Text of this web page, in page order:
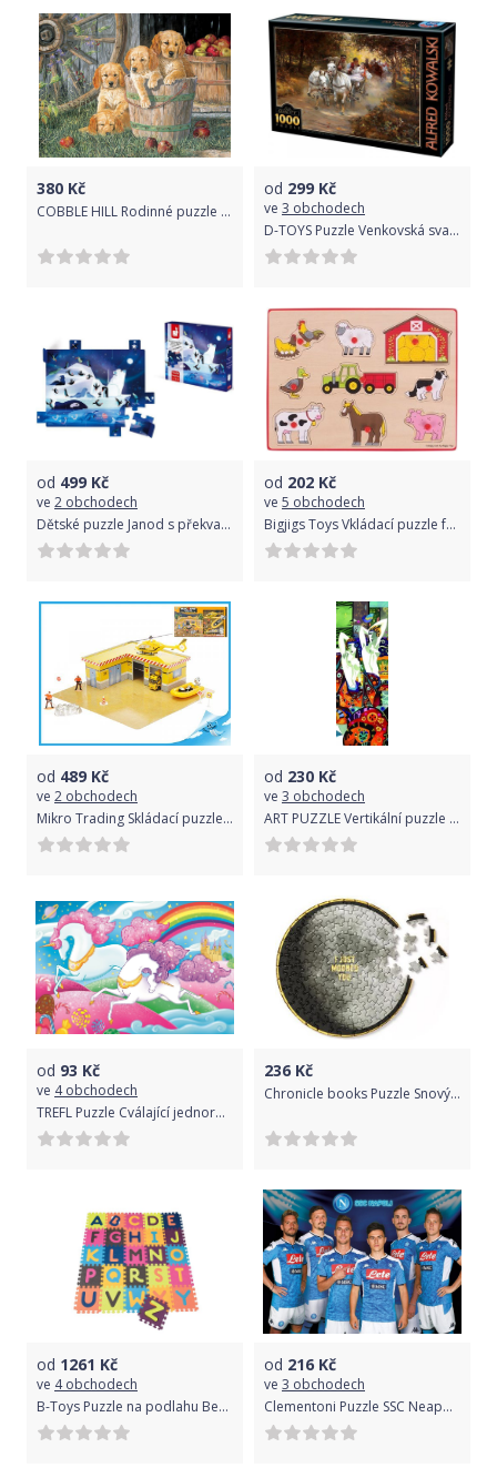
380 Kč
COBBLE HILL Rodinné puzzle Psí kamarádi 400 dílků
od 299 Kč
ve 3 obchodech
D-TOYS Puzzle Venkovská svatba 1000 dílků
od 499 Kč
ve 2 obchodech
Dětské puzzle Janod s překvapením - Antarktida uni
od 202 Kč
ve 5 obchodech
Bigjigs Toys Vkládací puzzle farma
od 489 Kč
ve 2 obchodech
Mikro Trading Skládací puzzle záchranářská stanice
od 230 Kč
ve 3 obchodech
ART PUZZLE Vertikální puzzle Smělý 1000 dílků
od 93 Kč
ve 4 obchodech
TREFL Puzzle Cválající jednorožci 160 dílků
236 Kč
Chronicle books Puzzle Snový Měsíc 100 dílků
od 1261 Kč
ve 4 obchodech
B-Toys Puzzle na podlahu Beautifloor
od 216 Kč
ve 3 obchodech
Clementoni Puzzle SSC Neapol 1000 dílků